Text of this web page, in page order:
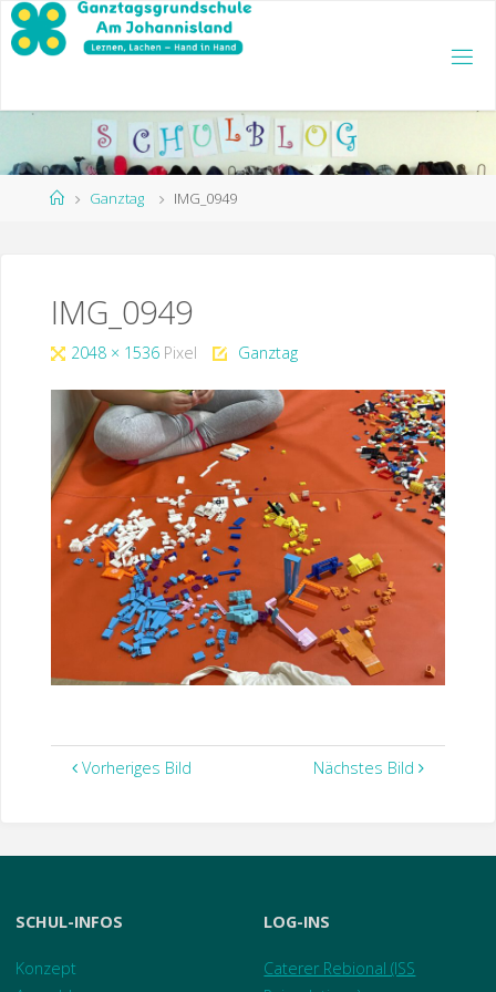
Zum
Inhalt
StartGanztag IMG_0949
IMG_0949
Originalgröße
2048 × 1536 Pixel Ganztag
Vorheriges Bild Nächstes Bild
SCHUL-INFOS
Konzept
LOG-INS
Caterer Rebional (ISS